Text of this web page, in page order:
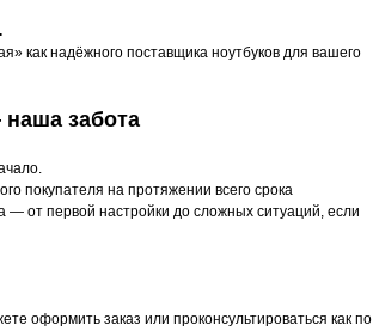
как надёжного поставщика ноутбуков для вашего
забота
покупателя на протяжении всего срока
— от первой настройки до сложных ситуаций, если
оформить заказ или проконсультироваться как по